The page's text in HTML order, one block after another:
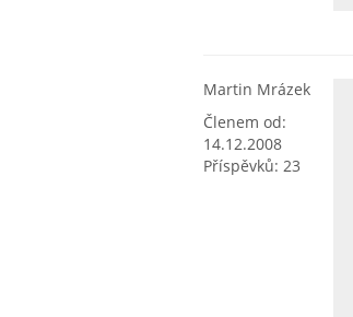
Martin Mrázek
Členem od:
14.12.2008
Příspěvků: 23